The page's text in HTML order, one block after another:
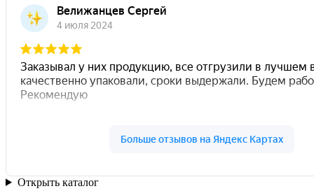
Открыть каталог